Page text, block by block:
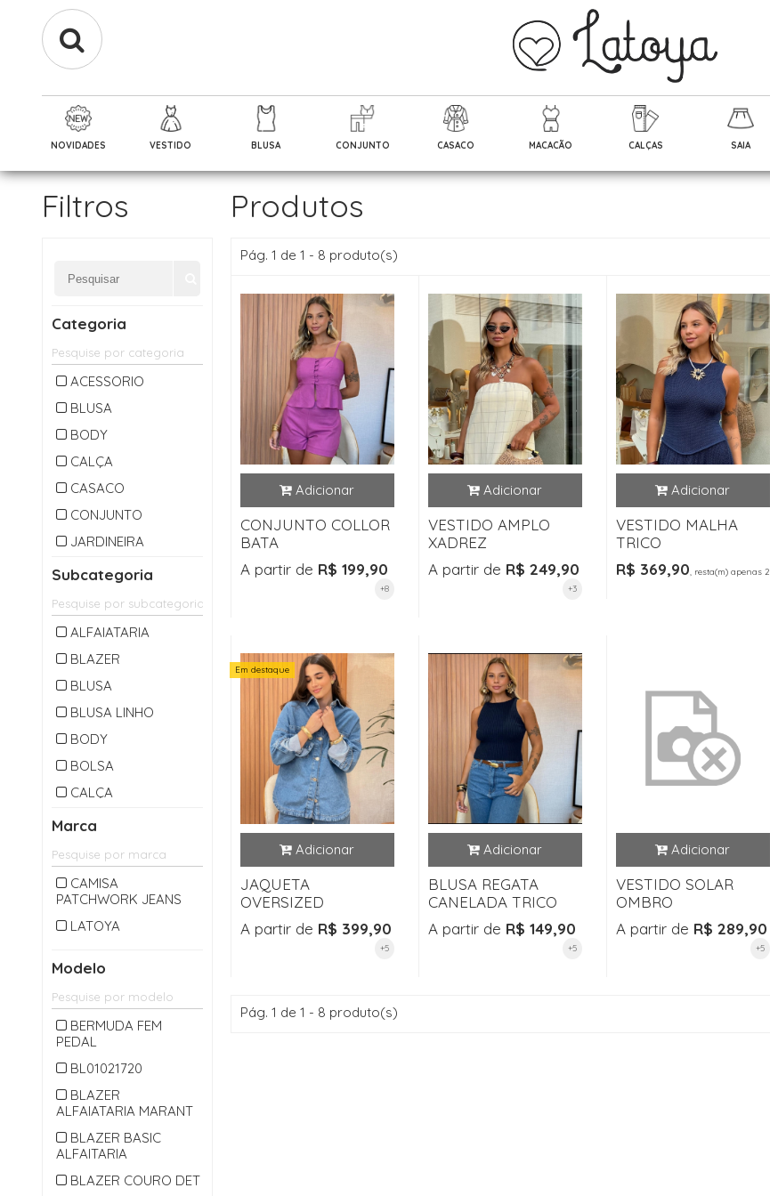
NOVIDADES VESTIDO BLUSA CONJUNTO CASACO MACACÃO CALÇAS SAIA
Filtros
Categoria
ACESSORIO
BLUSA
BODY
CALÇA
CASACO
CONJUNTO
JARDINEIRA
MACACAO
PARKA
Subcategoria
ALFAIATARIA
BLAZER
BLUSA
BLUSA LINHO
BODY
BOLSA
CALÇA
CALÇA LONGA
CARDIGAM
CASACO
CASAQUETO
CINTO
COLETE
CONJUNTO
CROPPED
JAQUETA
JARDINEIRA
JEANS
Marca
CAMISA
PATCHWORK JEANS
LATOYA
Modelo
BERMUDA FEM
PEDAL
BL01021720
BLAZER
ALFAIATARIA MARANT
BLAZER BASIC
ALFAITARIA
BLAZER COURO DET
Produtos
Pág. 1 de 1 - 8 produto(s)
CONJUNTO COLLOR
BATA
A partir de R$ 199,90
+8
VESTIDO AMPLO
XADREZ
A partir de R$ 249,90
+3
VESTIDO MALHA
TRICO
R$ 369,90, resta(m) apenas 2
Em destaque
JAQUETA
OVERSIZED
A partir de R$ 399,90
+5
BLUSA REGATA
CANELADA TRICO
A partir de R$ 149,90
+5
VESTIDO SOLAR
OMBRO
A partir de R$ 289,90
+5
Pág. 1 de 1 - 8 produto(s)